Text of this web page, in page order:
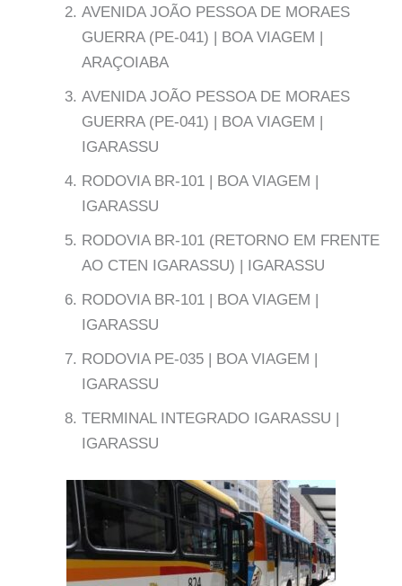
AVENIDA JOÃO PESSOA DE MORAES
GUERRA (PE-041) | BOA VIAGEM |
ARAÇOIABA
AVENIDA JOÃO PESSOA DE MORAES
GUERRA (PE-041) | BOA VIAGEM |
IGARASSU
RODOVIA BR-101 | BOA VIAGEM |
IGARASSU
RODOVIA BR-101 (RETORNO EM FRENTE
AO CTEN IGARASSU) | IGARASSU
RODOVIA BR-101 | BOA VIAGEM |
IGARASSU
RODOVIA PE-035 | BOA VIAGEM |
IGARASSU
TERMINAL INTEGRADO IGARASSU |
IGARASSU